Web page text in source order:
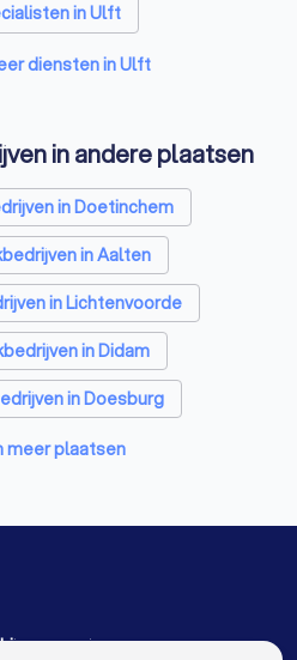
in Ulft
Reclamebureaus in Ulft
diensten in Ulft
in andere plaatsen
in Doetinchem
in Aalten
in Lichtenvoorde
in Didam
in Doesburg
in Zevenaar
in Barchem
in Loo Gld
meer plaatsen
voor jou